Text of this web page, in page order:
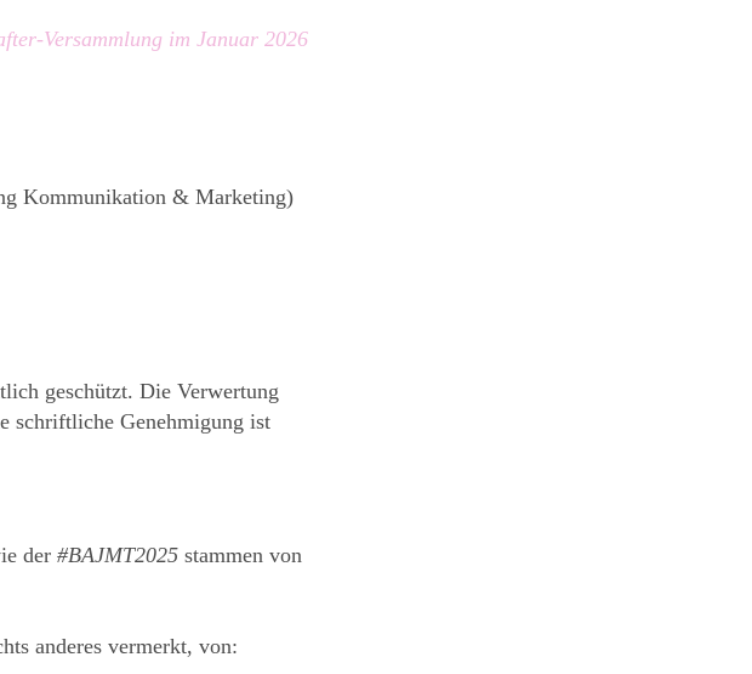
Versammlung im Januar 2026
Kommunikation & Marketing)
geschützt. Die Verwertung
schriftliche Genehmigung ist
der#BAJMT2025 stammen von
anderes vermerkt, von: